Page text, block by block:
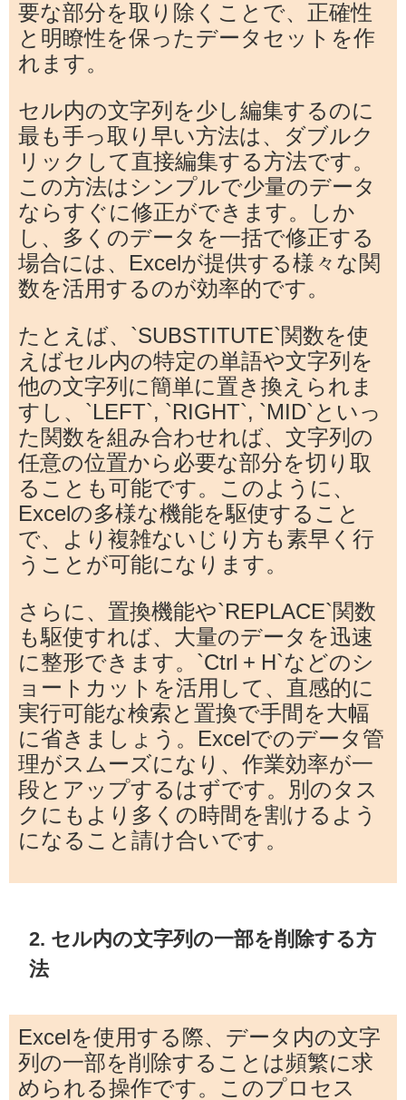
要な部分を取り除くことで、正確性
と明瞭性を保ったデータセットを作
れます。
セル内の文字列を少し編集するのに
最も手っ取り早い方法は、ダブルク
リックして直接編集する方法です。
この方法はシンプルで少量のデータ
ならすぐに修正ができます。しか
し、多くのデータを一括で修正する
場合には、Excelが提供する様々な関
数を活用するのが効率的です。
たとえば、`SUBSTITUTE`関数を使
えばセル内の特定の単語や文字列を
他の文字列に簡単に置き換えられま
すし、`LEFT`, `RIGHT`, `MID`といっ
た関数を組み合わせれば、文字列の
任意の位置から必要な部分を切り取
ることも可能です。このように、
Excelの多様な機能を駆使すること
で、より複雑ないじり方も素早く行
うことが可能になります。
さらに、置換機能や`REPLACE`関数
も駆使すれば、大量のデータを迅速
に整形できます。`Ctrl + H`などのシ
ョートカットを活用して、直感的に
実行可能な検索と置換で手間を大幅
に省きましょう。Excelでのデータ管
理がスムーズになり、作業効率が一
段とアップするはずです。別のタス
クにもより多くの時間を割けるよう
になること請け合いです。
2. セル内の文字列の一部を削除する方
法
Excelを使用する際、データ内の文字
列の一部を削除することは頻繁に求
められる操作です。このプロセス